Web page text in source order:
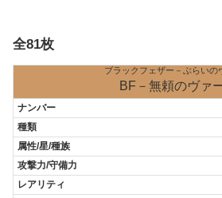
全81枚
ブラックフェザー－ぶらいの
BF－無頼のヴァ